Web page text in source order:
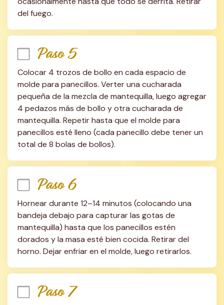
del fuego.
Paso 5
Colocar 4 trozos de bollo en cada espacio de
molde para panecillos. Verter una cucharada
pequeña de la mezcla de mantequilla, luego agregar
4 pedazos más de bollo y otra cucharada de
mantequilla. Repetir hasta que el molde para
panecillos esté lleno (cada panecillo debe tener un
total de 8 bolas de bollos).
Paso 6
Hornear durante 12–14 minutos (colocando una
bandeja debajo para capturar las gotas de
mantequilla) hasta que los panecillos estén
dorados y la masa esté bien cocida. Retirar del
horno. Dejar enfriar en el molde, luego retirarlos.
Paso 7